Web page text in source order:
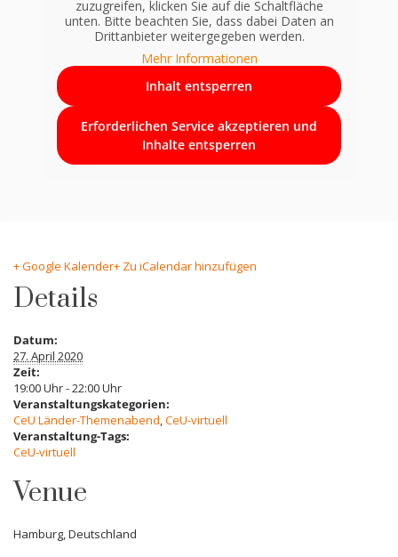
zuzugreifen, klicken Sie auf die Schaltfläche
unten. Bitte beachten Sie, dass dabei Daten an
Drittanbieter weitergegeben werden.
Mehr Informationen
Inhalt entsperren
Erforderlichen Service akzeptieren und
Inhalte entsperren
+ Google Kalender+ Zu iCalendar hinzufügen
Details
Datum:
27. April 2020
Zeit:
19:00 Uhr - 22:00 Uhr
Veranstaltungskategorien:
CeU Länder-Themenabend,CeU-virtuell
Veranstaltung-Tags:
CeU-virtuell
Venue
Hamburg,Deutschland